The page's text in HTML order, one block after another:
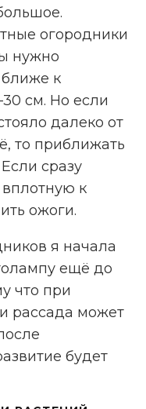
огородники
нужно
ближе к
см. Но если
далеко от
то приближать
сразу
вплотную к
ожоги.
я начала
ещё до
что при
рассада может
будет